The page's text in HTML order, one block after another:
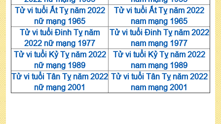
Tử vi tuổi Ất Tỵ năm 2022
nữ mạng 1965
Tử vi tuổi Ất Tỵ năm 2022
nam mạng 1965
Tử vi tuổi Đinh Tỵ năm
2022 nữ mạng 1977
Tử vi tuổi Đinh Tỵ năm 2022
nam mạng 1977
Tử vi tuổi Kỷ Tỵ năm 2022
nữ mạng 1989
Tử vi tuổi Kỷ Tỵ năm 2022
nam mạng 1989
Tử vi tuổi Tân Tỵ năm 2022
nữ mạng 2001
Tử vi tuổi Tân Tỵ năm 2022
nam mạng 2001